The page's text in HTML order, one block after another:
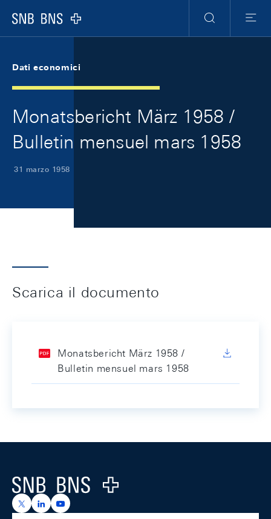
Logo
Ricerca
Menu
Dati economici
Monatsbericht März 1958 /
Bulletin mensuel mars 1958
31 marzo 1958
Scarica il documento
Monatsbericht März 1958 /
Bulletin mensuel mars 1958
Logo
https://x.com/snb_bns
https://ch.linkedin.com/company/swiss-national-
https://www.youtube.com/@swissnationalbank